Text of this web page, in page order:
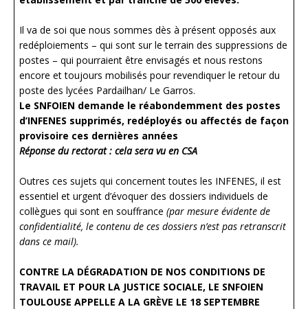
Il va de soi que nous sommes dès à présent opposés aux
redéploiements – qui sont sur le terrain des suppressions de
postes – qui pourraient être envisagés et nous restons
encore et toujours mobilisés pour revendiquer le retour du
poste des lycées Pardailhan/ Le Garros.
Le SNFOIEN demande le réabondemment des postes
d’INFENES supprimés, redéployés ou affectés de façon
provisoire ces dernières années
Réponse du rectorat : cela sera vu en CSA
Outres ces sujets qui concernent toutes les INFENES, il est
essentiel et urgent d’évoquer des dossiers individuels de
collègues qui sont en souffrance (par mesure évidente de
confidentialité, le contenu de ces dossiers n’est pas retranscrit
dans ce mail).
CONTRE LA DÉGRADATION DE NOS CONDITIONS DE
TRAVAIL ET POUR LA JUSTICE SOCIALE, LE SNFOIEN
TOULOUSE APPELLE A LA GRÈVE LE 18 SEPTEMBRE